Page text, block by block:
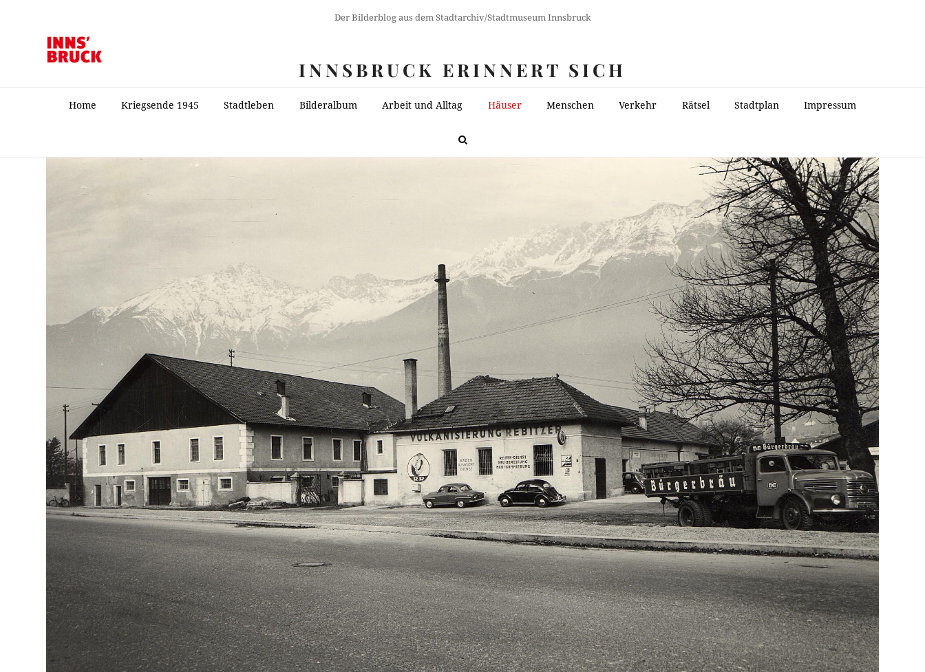
Der Bilderblog aus dem Stadtarchiv/Stadtmuseum Innsbruck
INNSBRUCK ERINNERT SICH
Home Kriegsende 1945 Stadtleben Bilderalbum Arbeit und Alltag Häuser Menschen Verkehr Rätsel Stadtplan Impressum